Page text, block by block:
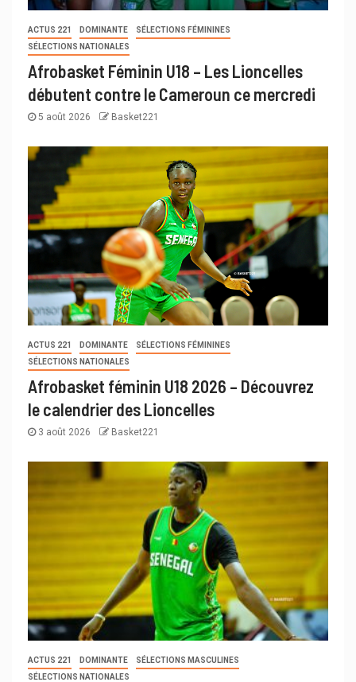
ACTUS 221 DOMINANTE
SÉLECTIONS FÉMININES
SÉLECTIONS NATIONALES
Afrobasket Féminin U18 – Les Lioncelles
débutent contre le Cameroun ce mercredi
5 août 2026 Basket221
ACTUS 221 DOMINANTE
SÉLECTIONS FÉMININES
SÉLECTIONS NATIONALES
Afrobasket féminin U18 2026 – Découvrez
le calendrier des Lioncelles
3 août 2026 Basket221
ACTUS 221 DOMINANTE
SÉLECTIONS MASCULINES
SÉLECTIONS NATIONALES